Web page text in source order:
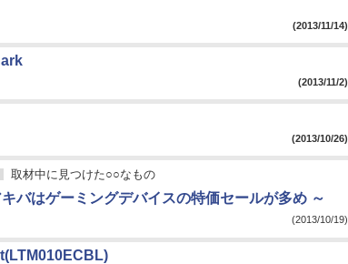
(2013/11/14)
(2013/11/2)
(2013/10/26)
取材中に見つけた○○なもの
バはゲーミングデバイスの特価セールが多め ～
(2013/10/19)